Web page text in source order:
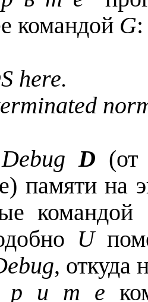
командой G:
here.
Debug D
памяти на
командой
U
, откуда
р и т е